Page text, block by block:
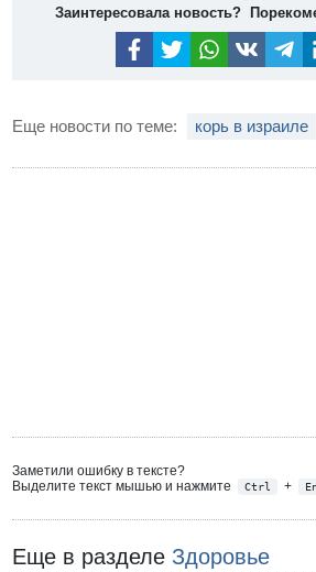
Заинтересовала новость?
Еще новости по теме: корь в израиле
Заметили ошибку в тексте?
Выделите текст мышью и нажмите
Ctrl +
Еще в разделе Здоровье